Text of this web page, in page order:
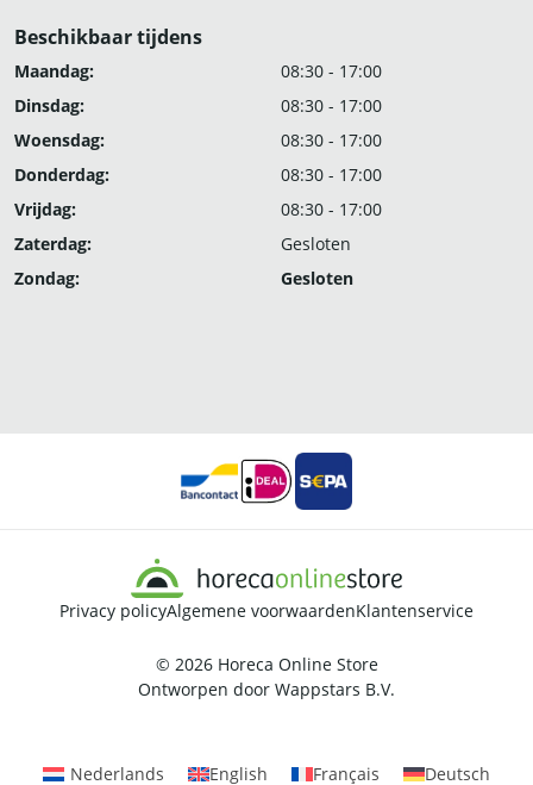
Beschikbaar tijdens
Maandag:
08:30 - 17:00
Dinsdag:
08:30 - 17:00
Woensdag:
08:30 - 17:00
Donderdag:
08:30 - 17:00
Vrijdag:
08:30 - 17:00
Zaterdag:
Gesloten
Zondag:
Gesloten
Privacy policyAlgemene voorwaardenKlantenservice
© 2026 Horeca Online Store
Ontworpen door Wappstars B.V.
Nederlands English Français Deutsch